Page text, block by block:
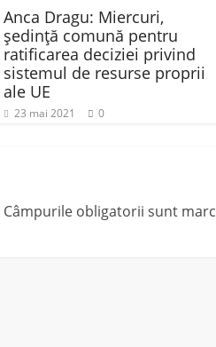
Anca Dragu: Miercuri,
şedinţă comună pentru
ratificarea deciziei privind
sistemul de resurse proprii
ale UE
23 mai 2021 0
Câmpurile obligatorii sunt